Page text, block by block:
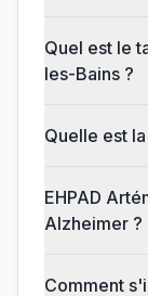
Quel est le
les-Bains ?
Quelle est
EHPAD
Alzheimer ?
Comment